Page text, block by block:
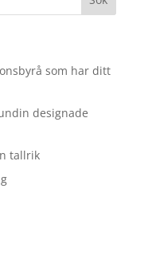
som har ditt
designade
tallrik